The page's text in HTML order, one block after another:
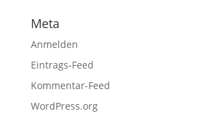
Meta
Anmelden
Eintrags-Feed
Kommentar-Feed
WordPress.org